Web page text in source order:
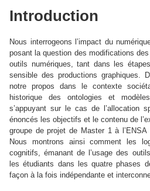
Introduction
Nous interrogeons l’impact du
posant la question des modifications
outils numériques, tant dans les
sensible des productions graphiques.
notre propos dans le contexte
historique des ontologies et
s’appuyant sur le cas de l’allocation
énoncés les objectifs et le contenu de
groupe de projet de Master 1 à
Nous montrons ainsi comment les
cognitifs, émanant de l’usage des
les étudiants dans les quatre phases
façon à la fois indépendante et